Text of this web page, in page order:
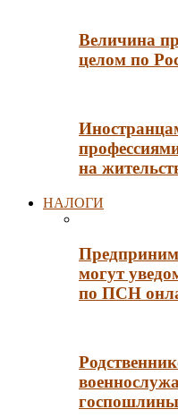
Величина
целом по
на
НАЛОГИ
могут
по ПСН
госпошлины